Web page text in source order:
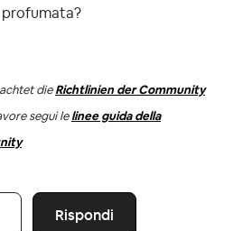
profumata?
die Richtlinien der Community
segui le linee guida della
Rispondi